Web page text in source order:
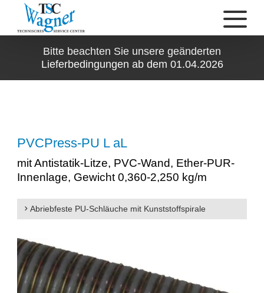
Bitte beachten Sie unsere geänderten
Lieferbedingungen ab dem 01.04.2026
PVCPress-PU L aL
mit Antistatik-Litze, PVC-Wand, Ether-PUR-
Innenlage, Gewicht 0,360-2,250 kg/m
Abriebfeste PU-Schläuche mit Kunststoffspirale